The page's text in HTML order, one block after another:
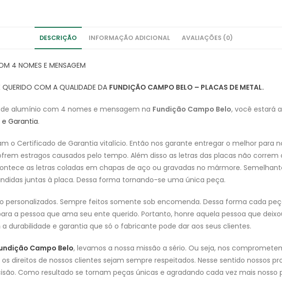
DESCRIÇÃO INFORMAÇÃO ADICIONAL AVALIAÇÕES (0)
4 NOMES E MENSAGEM
QUERIDO COM A QUALIDADE DA FUNDIÇÃO CAMPO BELO – PLACAS DE METAL.
alumínio com 4 nomes e mensagem na Fundição Campo Belo, você estará
Garantia.
o Certificado de Garantia vitalício. Então nos garante entregar o melhor para
estragos causados pelo tempo. Além disso as letras das placas não correm
as letras coladas em chapas de aço ou gravadas no mármore.
juntas à placa. Dessa forma tornando-se uma única peça.
personalizados. Sempre feitos somente sob encomenda. Dessa forma cada
a pessoa que ama seu ente querido. Portanto, honre aquela pessoa que
durabilidade e garantia que só o fabricante pode dar aos seus clientes.
Campo Belo, levamos a nossa missão a sério. Ou seja, nos
direitos de nossos clientes sejam sempre respeitados. Nesse sentido nossos
Como resultado se tornam peças únicas e agradando cada vez mais nosso